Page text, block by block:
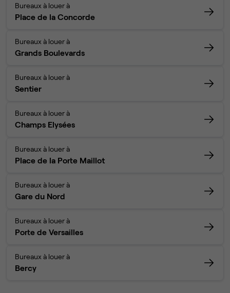
Bureaux à louer à
Place de la Concorde
Bureaux à louer à
Grands Boulevards
Bureaux à louer à
Sentier
Bureaux à louer à
Champs Elysées
Bureaux à louer à
Place de la Porte Maillot
Bureaux à louer à
Gare du Nord
Bureaux à louer à
Porte de Versailles
Bureaux à louer à
Bercy